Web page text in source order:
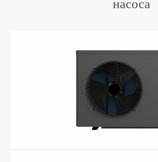
насоса